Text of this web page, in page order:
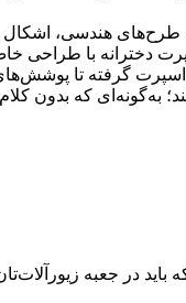
هندسی، اشکال
با طراحی
گرفته تا
به‌گونه‌ای که بدون
در جعبه